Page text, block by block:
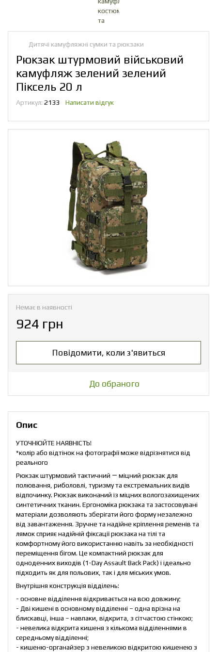
Дитячі камуфляжні сумки та рюкзаки
Рюкзак штурмовий військовий
камуфляж зелений зелений
Піксель 20 л
Артикул: 2133 Написати відгук
Немає в наявності
924 грн
Повідомити, коли з'явиться
До обраного
Опис
УТОЧНЮЙТЕ НАЯВНІСТЬ!
*колір або відтінок на фотографії може відрізнятися від
реального
Рюкзак штурмовий тактичний ― міцний рюкзак для
полювання, риболовлі, туризму та екстремальних видів
відпочинку. Рюкзак виконаний із міцних вологозахищених
синтетичних тканин. Ергономіка рюкзака та застосовувані
матеріали дозволяють зберігати його форму незалежно
від завантаження. Зручне та надійне кріплення ременів та
лямок сприяє надійній фіксації рюкзака на тілі та
комфортному його використанню навіть за необхідності
переміщення бігом. Це компактний рюкзак для
одноденних виходів (1-Day Assault Back Pack) і ідеально
підходить як для польових, так і для міських умов.
Внутрішня конструкція відділень:
- основне відділення відкривається на всю довжину;
- Дві кишені в основному відділенні – одна врізна на
блискавці, інша – навпаки, відкрита, з сітчастою стінкою;
- невелика відкрита кишеня з кількома відділеннями в
середньому відділенні;
- кишеню-органайзер з невеликою відкритою кишенею з